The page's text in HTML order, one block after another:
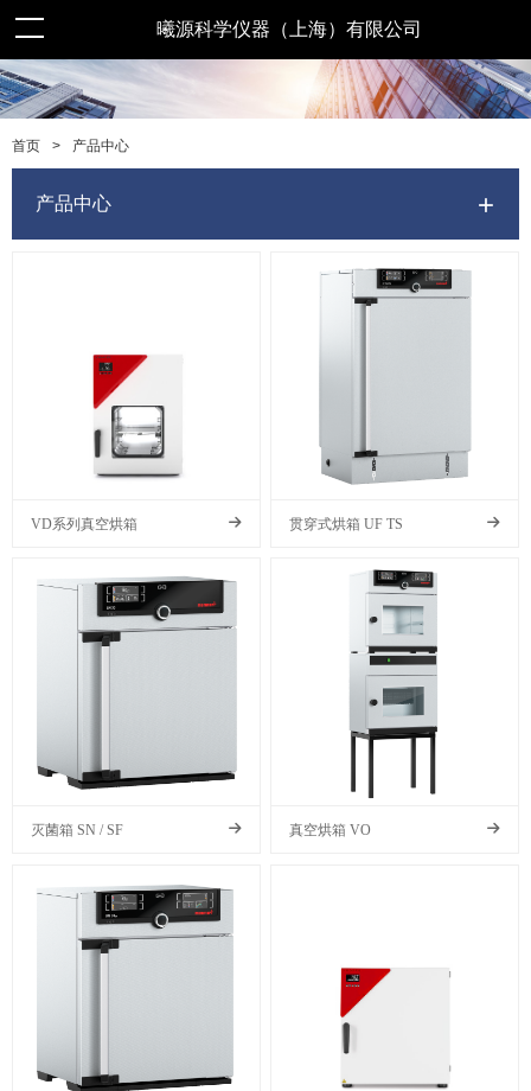
曦源科学仪器（上海）有限公司
首页 > 产品中心
产品中心
VD系列真空烘箱 贯穿式烘箱 UF TS
灭菌箱 SN / SF 真空烘箱 VO